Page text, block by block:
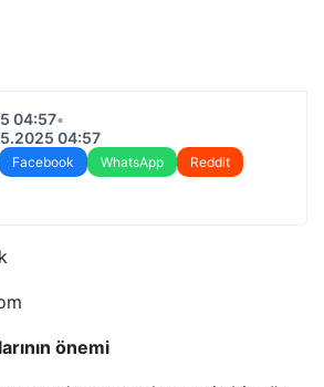
04:57•
04:57
Facebook WhatsApp
Reddit
önemi